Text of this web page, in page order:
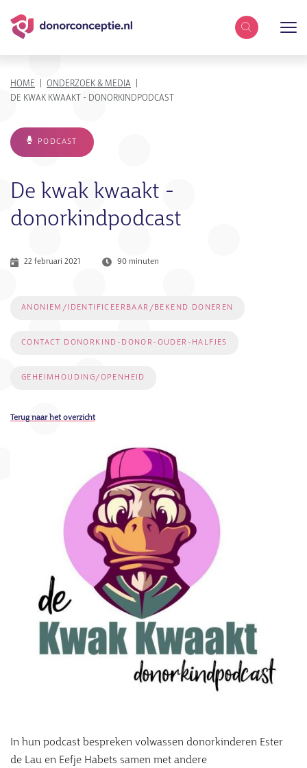
Zoekterm
KRUIMELPAD
HOME
ONDERZOEK & MEDIA
DE KWAK KWAAKT - DONORKINDPODCAST
PODCAST
De kwak kwaakt -
donorkindpodcast
22 februari 2021 90 minuten
ANONIEM/IDENTIFICEERBAAR/BEKEND DONEREN
CONTACT DONORKIND-DONOR-OUDER-HALFJES
GEHEIMHOUDING/OPENHEID
Terug naar het overzicht
In hun podcast bespreken volwassen donorkinderen Ester
de Lau en Eefje Habets samen met andere